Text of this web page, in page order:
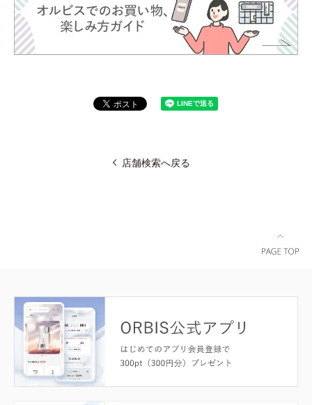
店舗検索へ戻る